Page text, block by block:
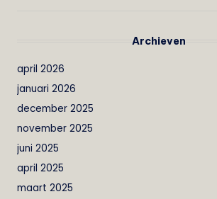
Archieven
april 2026
januari 2026
december 2025
november 2025
juni 2025
april 2025
maart 2025